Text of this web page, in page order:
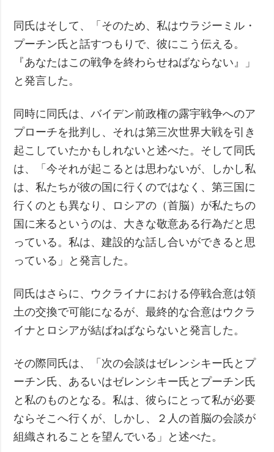
同氏はそして、「そのため、私はウラジーミル・
プーチン氏と話すつもりで、彼にこう伝える。
『あなたはこの戦争を終わらせねばならない』」
と発言した。
同時に同氏は、バイデン前政権の露宇戦争へのア
プローチを批判し、それは第三次世界大戦を引き
起こしていたかもしれないと述べた。そして同氏
は、「今それが起こるとは思わないが、しかし私
は、私たちが彼の国に行くのではなく、第三国に
行くのとも異なり、ロシアの（首脳）が私たちの
国に来るというのは、大きな敬意ある行為だと思
っている。私は、建設的な話し合いができると思
っている」と発言した。
同氏はさらに、ウクライナにおける停戦合意は領
土の交換で可能になるが、最終的な合意はウクラ
イナとロシアが結ばねばならないと発言した。
その際同氏は、「次の会談はゼレンシキー氏とプ
ーチン氏、あるいはゼレンシキー氏とプーチン氏
と私のものとなる。私は、彼らにとって私が必要
ならそこへ行くが、しかし、２人の首脳の会談が
組織されることを望んでいる」と述べた。